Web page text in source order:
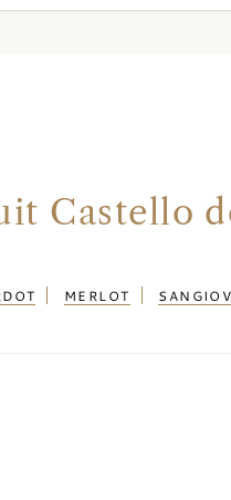
Castello
MERLOT